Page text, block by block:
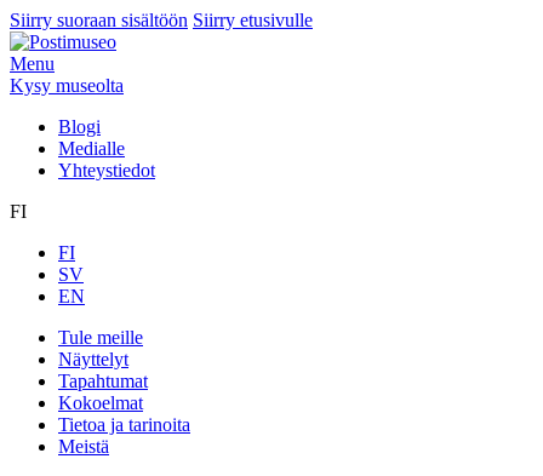
Siirry suoraan sisältöön Siirry etusivulle
Menu
Kysy museolta
Blogi
Medialle
Yhteystiedot
FI
FI
SV
EN
Tule meille
Näyttelyt
Tapahtumat
Kokoelmat
Tietoa ja tarinoita
Meistä